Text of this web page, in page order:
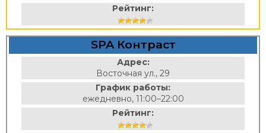
Рейтинг:
SPA Контраст
Адрес:
Восточная ул., 29
График работы:
ежедневно, 11:00–22:00
Рейтинг: